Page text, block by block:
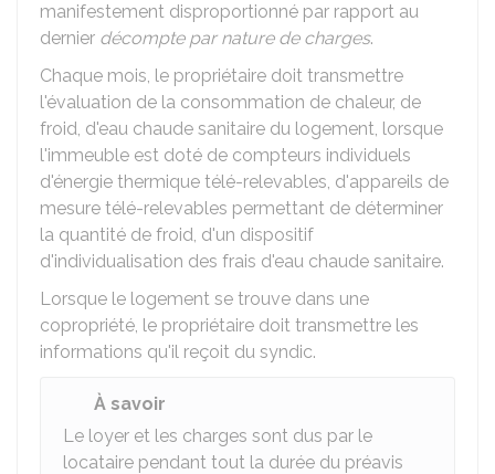
manifestement disproportionné par rapport au
dernier décompte par nature de charges.
Chaque mois, le propriétaire doit transmettre
l'évaluation de la consommation de chaleur, de
froid, d'eau chaude sanitaire du logement, lorsque
l'immeuble est doté de compteurs individuels
d'énergie thermique télé-relevables, d'appareils de
mesure télé-relevables permettant de déterminer
la quantité de froid, d'un dispositif
d'individualisation des frais d'eau chaude sanitaire.
Lorsque le logement se trouve dans une
copropriété, le propriétaire doit transmettre les
informations qu'il reçoit du syndic.
À savoir
Le loyer et les charges sont dus par le
locataire pendant tout la durée du préavis